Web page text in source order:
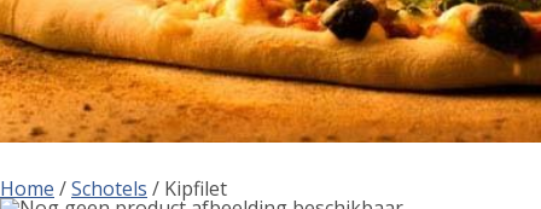
Home /Schotels / Kipfilet